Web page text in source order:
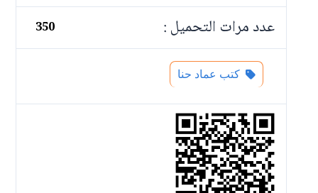
عدد مرات التحميل : 350
كتب عماد حنا